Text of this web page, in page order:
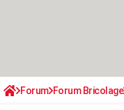
Forum Forum Bricolage